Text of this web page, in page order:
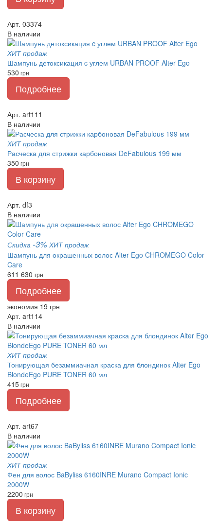
Арт. 03374
В наличии
ХИТ продаж
Шампунь детоксикация c углем URBAN PROOF Alter Ego
530 грн
Подробнее
Арт. art111
В наличии
ХИТ продаж
Расческа для стрижки карбоновая DeFabulous 199 мм
350 грн
В корзину
Арт. df3
В наличии
Скидка -3% ХИТ продаж
Шампунь для окрашенных волос Alter Ego CHROMEGO Color
Care
611 630 грн
Подробнее
экономия 19 грн
Арт. art114
В наличии
ХИТ продаж
Тонирующая безаммиачная краска для блондинок Alter Ego
BlondeEgo PURE TONER 60 мл
415грн
Подробнее
Арт. art67
В наличии
ХИТ продаж
Фен для волос BaByliss 6160INRE Murano Compact Ionic
2000W
2200 грн
В корзину